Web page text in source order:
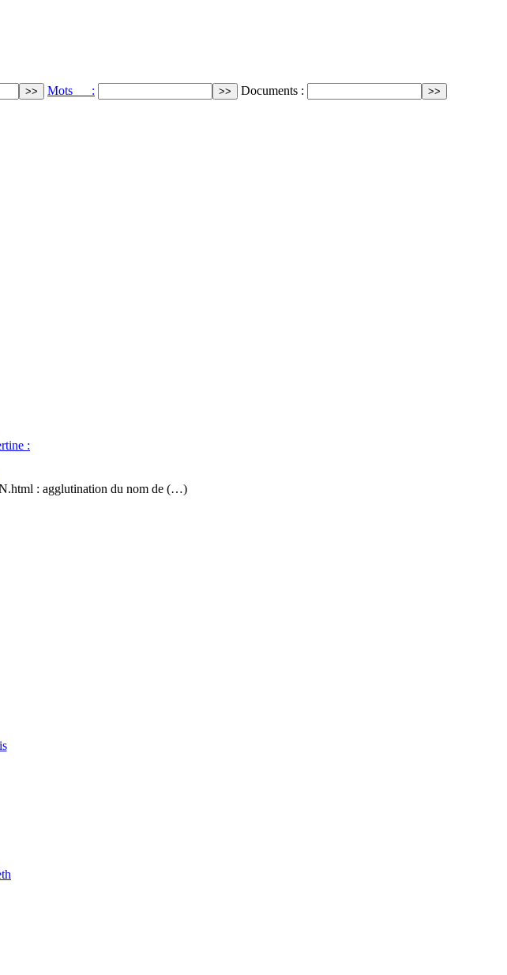
Mots : Documents :
:
: agglutination du nom de (…)